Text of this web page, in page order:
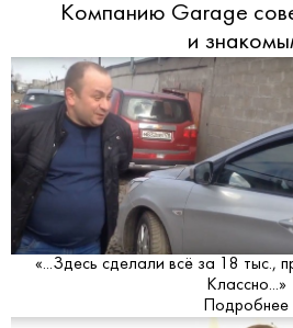
Компанию Garage
и
«...Здесь сделали всё за 18 тыс.,
Классно...»
Подробнее